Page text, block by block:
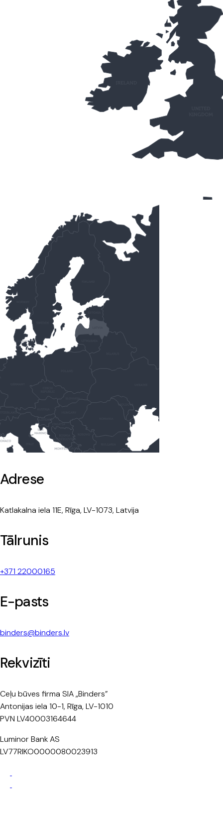
Adrese
Katlakalna iela 11E, Rīga, LV-1073, Latvija
Tālrunis
+371 22000165
E-pasts
binders@binders.lv
Rekvizīti
Ceļu būves firma SIA „Binders”
Antonijas iela 10-1, Rīga, LV-1010
PVN LV40003164644
Luminor Bank AS
LV77RIKO0000080023913